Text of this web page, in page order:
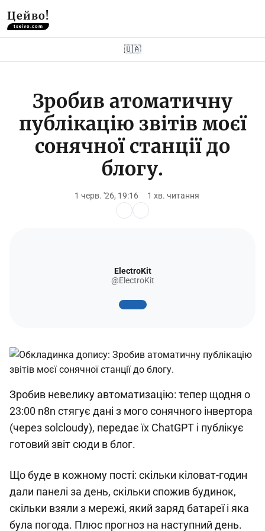
Цейво!
tseivo.com
🇺🇦
Зробив атоматичну
публікацію звітів моєї
сонячної станції до
блогу.
1 черв. '26, 19:16 1 хв. читання
ElectroKit
@ElectroKit
Зробив невелику автоматизацію: тепер щодня о
23:00 n8n стягує дані з мого сонячного інвертора
(через solcloudy), передає їх ChatGPT і публікує
готовий звіт сюди в блог.
Що буде в кожному пості: скільки кіловат-годин
дали панелі за день, скільки спожив будинок,
скільки взяли з мережі, який заряд батареї і яка
була погода. Плюс прогноз на наступний день.